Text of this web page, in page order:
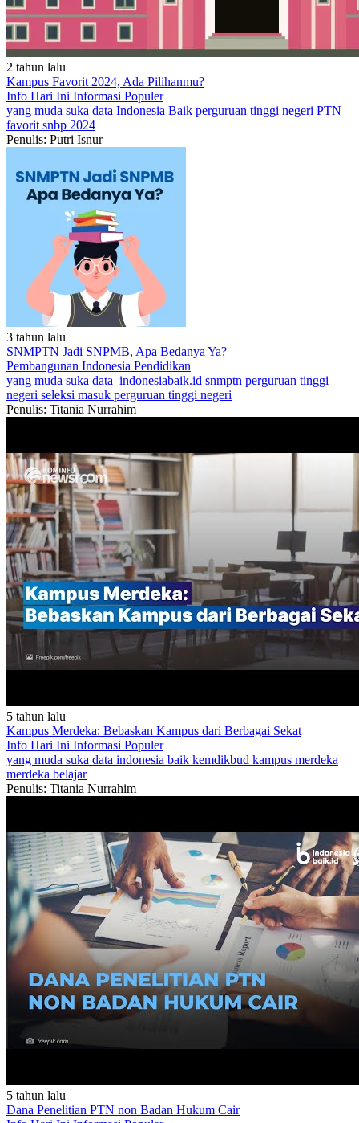
2 tahun lalu
Kampus Favorit 2024, Ada Pilihanmu?
Info Hari Ini Informasi Populer
yang muda suka data Indonesia Baik perguruan tinggi negeri PTN
favorit snbp 2024
Penulis: Putri Isnur
3 tahun lalu
SNMPTN Jadi SNPMB, Apa Bedanya Ya?
Pembangunan Indonesia Pendidikan
yang muda suka data indonesiabaik.id snmptn perguruan tinggi
negeri seleksi masuk perguruan tinggi negeri
Penulis: Titania Nurrahim
5 tahun lalu
Kampus Merdeka: Bebaskan Kampus dari Berbagai Sekat
Info Hari Ini Informasi Populer
yang muda suka data indonesia baik kemdikbud kampus merdeka
merdeka belajar
Penulis: Titania Nurrahim
5 tahun lalu
Dana Penelitian PTN non Badan Hukum Cair